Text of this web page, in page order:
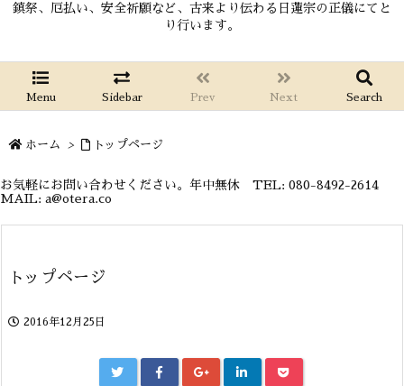
鎮祭、厄払い、安全祈願など、古来より伝わる日蓮宗の正儀にてと
り行います。
Menu Sidebar Prev Next Search
ホーム > トップページ
お気軽にお問い合わせください。年中無休 TEL: 080-8492-2614
MAIL: a@otera.co
トップページ
2016年12月25日